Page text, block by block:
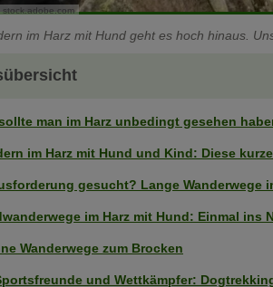
im Harz mit Hund geht es hoch hinaus.
man im Harz unbedingt gesehen
im Harz mit Hund und Kind: Diese
gesucht? Lange Wanderwege
im Harz mit Hund: Einmal ins
Wanderwege zum Brocken
und Wettkämpfer: